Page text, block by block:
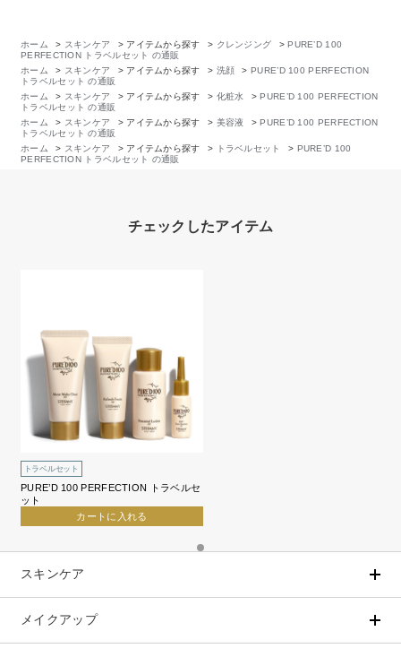
ホーム > スキンケア > アイテムから探す > クレンジング >PURE’D 100
PERFECTION トラベルセット の通販
ホーム
> スキンケア > アイテムから探す > 洗顔 >PURE’D 100 PERFECTION
トラベルセット の通販
ホーム
> スキンケア > アイテムから探す > 化粧水 >PURE’D 100 PERFECTION
トラベルセット の通販
ホーム
> スキンケア > アイテムから探す > 美容液 >PURE’D 100 PERFECTION
トラベルセット の通販
ホーム
> スキンケア > アイテムから探す > トラベルセット > PURE’D 100
PERFECTION トラベルセット の通販
チェックしたアイテム
トラベルセット
PURE’D 100 PERFECTION トラベルセ
ット
カートに入れる
スキンケア
アイテムから探す
メイクアップ